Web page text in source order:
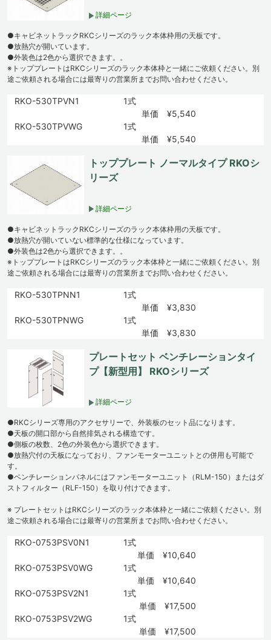
詳細ページ
●キャビネットラックRKCシリーズのラック本体枠用の天板です。
●放熱穴が開いています。
●外装色は2色から選択できます。。
※トッププレートはRKCシリーズのラック本体枠と一緒にご依頼ください。別
途ご依頼される場合には最寄りの営業所までお問い合わせください。
RKO-530TPVN1
1式
単価 ¥5,540
RKO-530TPVWG
1式
単価 ¥5,540
トッププレート ノーマルタイプ RKOシ
リーズ
詳細ページ
●キャビネットラックRKCシリーズのラック本体枠用の天板です。
●放熱穴が開いていない標準的な仕様になっています。
●外装色は2色から選択できます。。
※トッププレートはRKCシリーズのラック本体枠と一緒にご依頼ください。別
途ご依頼される場合には最寄りの営業所までお問い合わせください。
RKO-530TPNN1
1式
単価 ¥3,830
RKO-530TPNWG
1式
単価 ¥3,830
プレートセット ベンチレーションタイ
プ【新型用】 RKOシリーズ
詳細ページ
●RKCシリーズ専用のアクセサリーで、外装板のセット品になります。
●天板の開口部から自然排気される構造です。
●側板の枚数、2色の外装色から選択できます。
●放熱穴付の天板になっており、ファンモーターユニットとの併用も可能で
す。
●ベンチレーションパネルにはファンモーターユニット（RLM-150）またはダ
ストフィルター（RLF-150）を取り付けできます。
※ プレートセットはRKCシリーズのラック本体枠と一緒にご依頼ください。別
途ご依頼される場合には最寄りの営業所までお問い合わせください。
RKO-0753PSV0N1
1式
単価 ¥10,640
RKO-0753PSV0WG
1式
単価 ¥10,640
RKO-0753PSV2N1
1式
単価 ¥17,500
RKO-0753PSV2WG
1式
単価 ¥17,500